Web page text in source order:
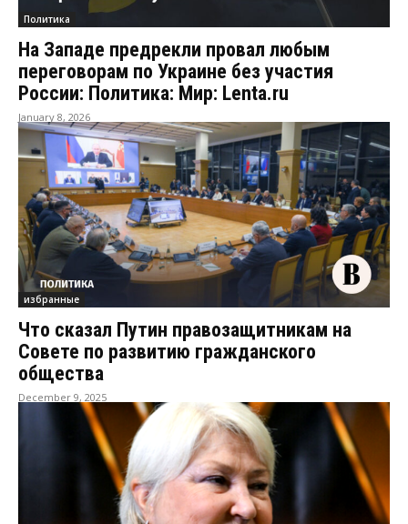
Политика
На Западе предрекли провал любым
переговорам по Украине без участия
России: Политика: Мир: Lenta.ru
January 8, 2026
избранные
Что сказал Путин правозащитникам на
Совете по развитию гражданского
общества
December 9, 2025